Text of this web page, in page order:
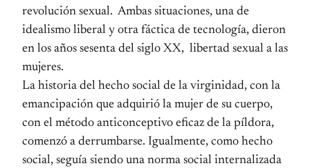
revolución sexual. Ambas situaciones, una de
idealismo liberal y otra fáctica de tecnología, dieron
en los años sesenta del siglo XX, libertad sexual a las
mujeres.
La historia del hecho social de la virginidad, con la
emancipación que adquirió la mujer de su cuerpo,
con el método anticonceptivo eficaz de la píldora,
comenzó a derrumbarse. Igualmente, como hecho
social, seguía siendo una norma social internalizada